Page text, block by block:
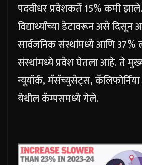
पदवीधर प्रवेशकर्ते 15% कमी झाले.
विद्यार्थ्यांच्या डेटावरून असे
सार्वजनिक संस्थांमध्ये आणि 37%
संस्थांमध्ये प्रवेश घेतला आहे. ते
न्यूयॉर्क, मॅसॅच्युसेट्स,
येथील कॅम्पसमध्ये गेले.